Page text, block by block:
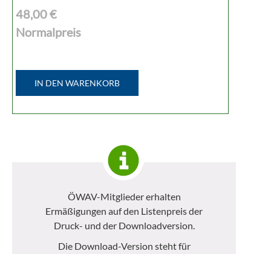
48,00 €
Normalpreis
IN DEN WARENKORB
ÖWAV-Mitglieder erhalten
Ermäßigungen auf den Listenpreis der
Druck- und der Downloadversion.
Die Download-Version steht für